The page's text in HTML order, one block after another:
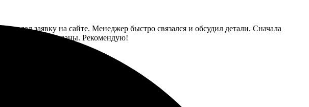
подал заявку на сайте. Менеджер быстро связался и обсудил детали. Сначала
Ожидания оправданы. Рекомендую!